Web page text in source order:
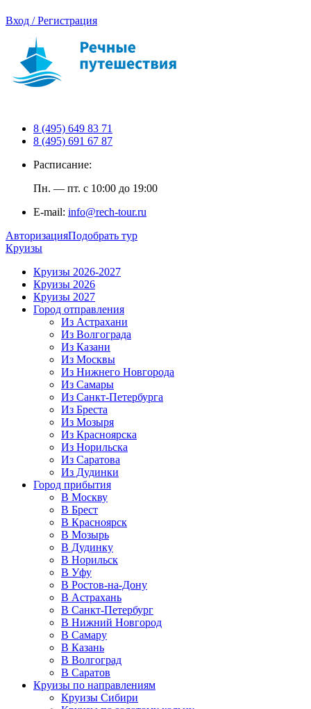
Вход / Регистрация
8 (495) 649 83 71
8 (495) 691 67 87
Расписание:
Пн. — пт. с 10:00 до 19:00
E-mail: info@rech-tour.ru
АвторизацияПодобрать тур
Круизы
Круизы 2026-2027
Круизы 2026
Круизы 2027
Город отправления
Из Астрахани
Из Волгограда
Из Казани
Из Москвы
Из Нижнего Новгорода
Из Самары
Из Санкт-Петербурга
Из Бреста
Из Мозыря
Из Красноярска
Из Норильска
Из Саратова
Из Дудинки
Город прибытия
В Москву
В Брест
В Красноярск
В Мозырь
В Дудинку
В Норильск
В Уфу
В Ростов-на-Дону
В Астрахань
В Санкт-Петербург
В Нижний Новгород
В Самару
В Казань
В Волгоград
В Саратов
Круизы по направлениям
Круизы Сибири